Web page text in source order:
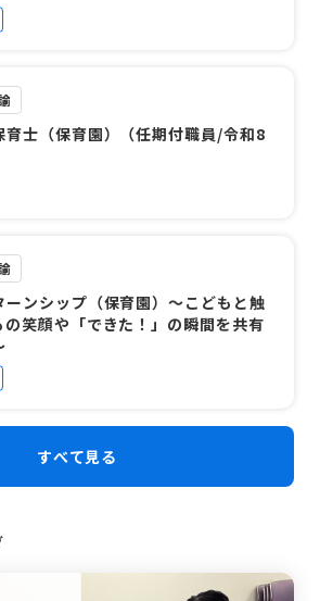
育士（保育園）（任期付職員/令和8
ーンシップ（保育園）～こどもと触
笑顔や「できた！」の瞬間を共有
すべて見る